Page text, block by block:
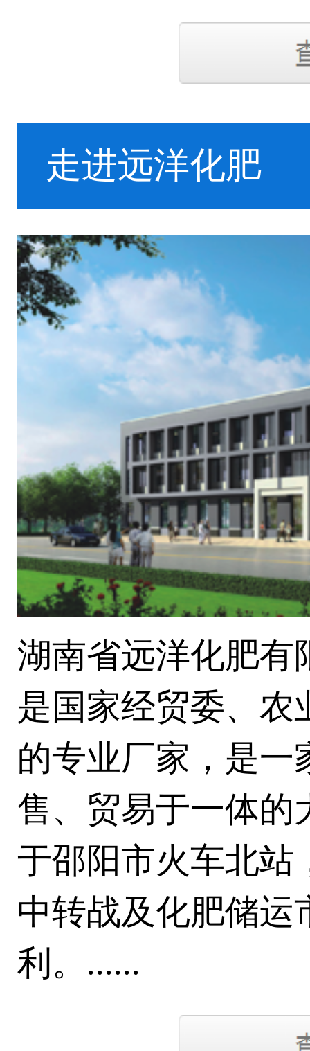
走进远洋化肥
湖南省远洋化肥有
是国家经贸委、农
的专业厂家，是一
售、贸易于一体的
于邵阳市火车北站
中转战及化肥储运
利。......